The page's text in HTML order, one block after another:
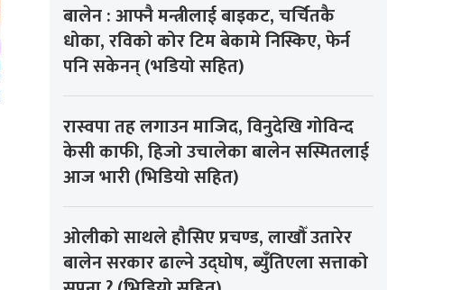
बालेन : आफ्नै मन्त्रीलाई बाइकट, चर्चितकै
धोका, रविको कोर टिम बेकामे निस्किए, फेर्न
पनि सकेनन् (भडियो सहित)
रास्वपा तह लगाउन माजिद, विनुदेखि गोविन्द
केसी काफी, हिजो उचालेका बालेन सस्मितलाई
आज भारी (भिडियो सहित)
ओलीको साथले हौसिए प्रचण्ड, लाखौँ उतारेर
बालेन सरकार ढाल्ने उद्घोष, ब्युँतिएला सत्ताको